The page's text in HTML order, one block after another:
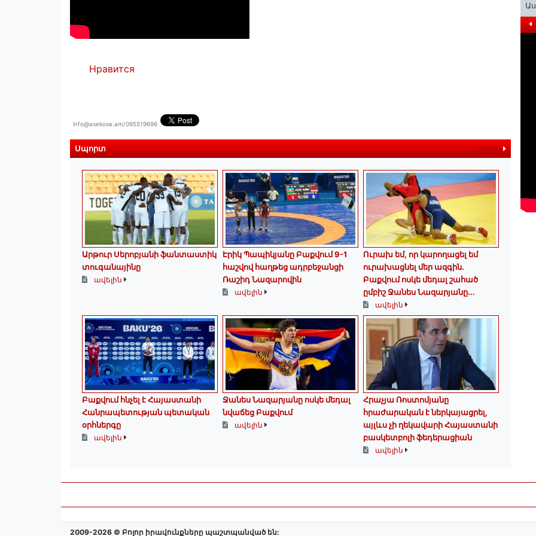
Нравится
info@asekose.am/095519696
Սպորտ ավելին
Արթուր Սերոբյանի ֆանտաստիկ
տուգանայինը
ավելին
Էրիկ Պապիկյանը Բաքվում 9-1
հաշվով հաղթեց ադրբեջանցի
Ռաշիդ Նազարովին
ավելին
Ուրախ եմ, որ կարողացել եմ
ուրախացնել մեր ազգին.
Բաքվում ոսկե մեդալ շահած
ըմբիշ Ջանես Նազարյանը...
ավելին
Բաքվում հնչել է Հայաստանի
Հանրապետության պետական
օրհներգը
ավելին
Ջանես Նազարյանը ոսկե մեդալ
նվաճեց Բաքվում
ավելին
Հրաչյա Ռոստոմյանը
հրաժարական է ներկայացրել,
այլևս չի ղեկավարի Հայաստանի
բասկետբոլի ֆեդերացիան
ավելին
2009-2026 © Բոլոր իրավունքները պաշտպանված են: